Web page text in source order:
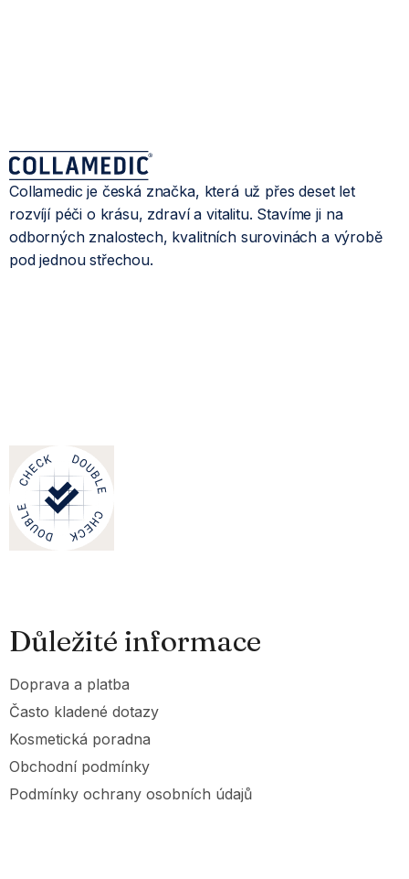
Collamedic je česká značka, která už přes deset let
rozvíjí péči o krásu, zdraví a vitalitu. Stavíme ji na
odborných znalostech, kvalitních surovinách a výrobě
pod jednou střechou.
Důležité informace
Doprava a platba
Často kladené dotazy
Kosmetická poradna
Obchodní podmínky
Podmínky ochrany osobních údajů